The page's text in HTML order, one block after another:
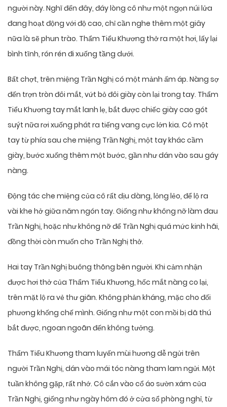
người này. Nghĩ đến đây, đáy lòng cô như một ngọn núi lửa
đang hoạt động với độ cao, chỉ cần nghe thêm một giây
nữa là sẽ phun trào. Thẩm Tiểu Khương thở ra một hơi, lấy lại
bình tĩnh, rón rén đi xuống tầng dưới.
Bất chợt, trên miệng Trần Nghị có một mảnh ấm áp. Nàng sợ
đến trợn tròn đôi mắt, vứt bỏ đôi giày còn lại trong tay. Thẩm
Tiểu Khương tay mắt lanh lẹ, bắt được chiếc giày cao gót
suýt nữa rơi xuống phát ra tiếng vang cực lớn kia. Cô một
tay từ phía sau che miệng Trần Nghị, một tay khác cầm
giày, bước xuống thêm một bước, gần như dán vào sau gáy
nàng.
Động tác che miệng của cô rất dịu dàng, lỏng lẻo, để lộ ra
vài khe hở giữa năm ngón tay. Giống như không nỡ làm đau
Trần Nghị, hoặc như không nỡ để Trần Nghị quá mức kinh hãi,
đồng thời còn muốn cho Trần Nghị thở.
Hai tay Trần Nghị buông thõng bên người. Khi cảm nhận
được hơi thở của Thẩm Tiểu Khương, hốc mắt nàng co lại,
trên mặt lộ ra vẻ thư giãn. Không phản kháng, mặc cho đối
phương khống chế mình. Giống như một con mồi bị dã thú
bắt được, ngoan ngoãn đến không tưởng.
Thẩm Tiểu Khương tham luyến mùi hương dễ ngửi trên
người Trần Nghị, dán vào mái tóc nàng tham lam ngửi. Một
tuần không gặp, rất nhớ. Cô cắn vào cổ áo sườn xám của
Trần Nghị, giống như ngày hôm đó ở cửa sổ phòng nghỉ, từ